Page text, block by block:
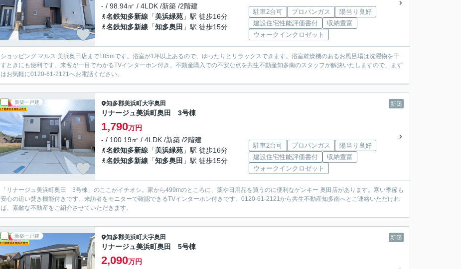
- / 98.94㎡ / 4LDK /新築 /2階建
名鉄知多新線 「美浜緑苑 」駅 徒歩16分
名鉄知多新線 「知多奥田 」駅 徒歩15分
駐車2台可 プロパンガス
陽当り良好
建設住宅性能評価書付
収納豊富
ウォークインクロゼット
ショッピング マルス 美浜奥田店まで185mです。浴室が1坪以上あるので、ゆったりとリラックスできます。浴室乾燥機のあるお風呂場は洗濯物を干
すときにも便利です。来客が一目でわかるTVインターホン付き。不動産購入での不安な点を共生不動産知多南のスタッフが解決いたしますので、まず
はお気軽に0120-61-2121へお電話ください。
新築一戸建 新築
知多郡美浜町大字奥田
リナージュ美浜町奥田 3号棟
1,790万円
- / 100.19㎡ / 4LDK /新築 /2階建
名鉄知多新線 「美浜緑苑 」駅 徒歩16分
名鉄知多新線 「知多奥田 」駅 徒歩15分
駐車2台可 プロパンガス
陽当り良好
建設住宅性能評価書付
収納豊富
ウォークインクロゼット
「リナージュ美浜町奥田 3号棟」のここがイチオシ。家から499mのところに、薬や日用品を買うのに便利なゲンキー 奥田店があります。寒い季節も
安心の追い焚き機能付きです。来訪者をモニターで確認できるTVインターホン付きです。0120-61-2121から共生不動産知多南へとご連絡いただけれ
ば、素敵な不動産をご紹介させていただきます。
新築一戸建 新築
知多郡美浜町大字奥田
リナージュ美浜町奥田 5号棟
2,090万円